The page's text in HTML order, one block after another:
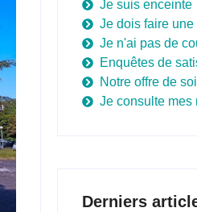
Je suis enceinte
Je dois faire
Je n'ai pas de
Enquêtes de
Notre offre de
Je consulte mes
Derniers